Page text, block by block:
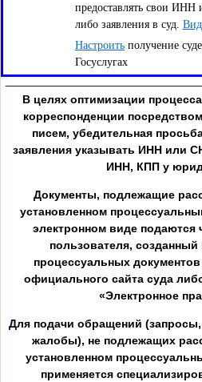
предоставлять свои
либо заявления в суд.
Настроитьполучение
Госуслугах
В целях оптимизации
корреспонденции
писем, убедительная
заявления указывать ИНН или
ИНН, КПП у
Документы, подлежащие
установленном
электронном виде подаются
пользователя,
процессуальных
официального сайта суда
«Электронное
Для подачи обращений
жалобы), не подлежащих
установленном
применяется